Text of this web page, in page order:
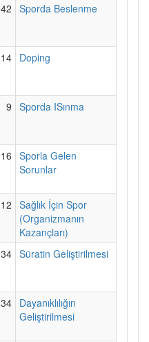
42 Sporda Beslenme
14 Doping
9 Sporda ISınma
16 Sporla Gelen
Sorunlar
12 Sağlık İçin Spor
(Organizmanın
Kazançları)
34 Süratin Geliştirilmesi
34 Dayanıklılığın
Geliştirilmesi